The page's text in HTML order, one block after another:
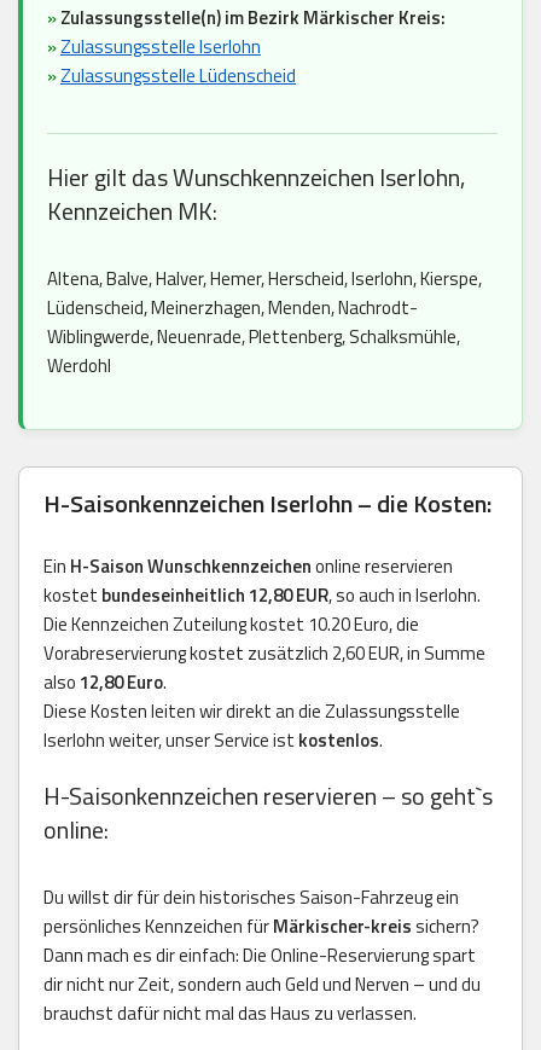
»Zulassungsstelle(n) im Bezirk Märkischer Kreis:
»Zulassungsstelle Iserlohn
»Zulassungsstelle Lüdenscheid
Hier gilt das Wunschkennzeichen Iserlohn,
Kennzeichen MK:
Altena, Balve, Halver, Hemer, Herscheid, Iserlohn, Kierspe,
Lüdenscheid, Meinerzhagen, Menden, Nachrodt-
Wiblingwerde, Neuenrade, Plettenberg, Schalksmühle,
Werdohl
H-Saisonkennzeichen Iserlohn – die Kosten:
Ein H-Saison Wunschkennzeichenonline reservieren
kostet bundeseinheitlich 12,80 EUR, so auch in Iserlohn.
Die Kennzeichen Zuteilung kostet 10.20 Euro, die
Vorabreservierung kostet zusätzlich 2,60 EUR, in Summe
also 12,80 Euro.
Diese Kosten leiten wir direkt an die Zulassungsstelle
Iserlohn weiter, unser Service ist kostenlos.
H-Saisonkennzeichen reservieren – so geht`s
online:
Du willst dir für dein historisches Saison-Fahrzeug ein
persönliches Kennzeichen fürMärkischer-kreissichern?
Dann mach es dir einfach: Die Online-Reservierung spart
dir nicht nur Zeit, sondern auch Geld und Nerven – und du
brauchst dafür nicht mal das Haus zu verlassen.